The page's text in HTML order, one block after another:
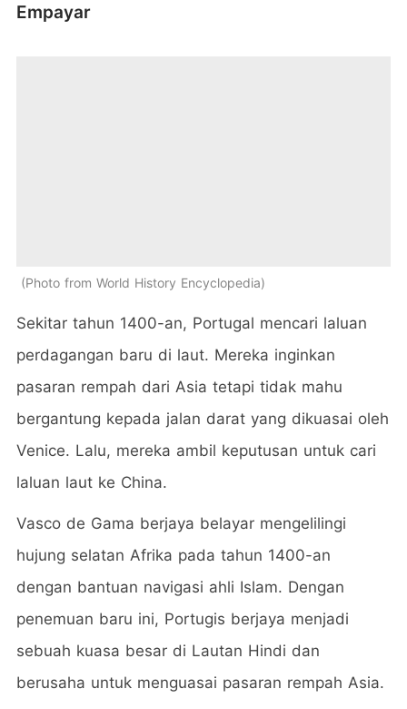
Empayar
Photo from World History Encyclopedia
Sekitar tahun 1400-an, Portugal mencari laluan
perdagangan baru di laut. Mereka inginkan
pasaran rempah dari Asia tetapi tidak mahu
bergantung kepada jalan darat yang dikuasai oleh
Venice. Lalu, mereka ambil keputusan untuk cari
laluan laut ke China.
Vasco de Gama berjaya belayar mengelilingi
hujung selatan Afrika pada tahun 1400-an
dengan bantuan navigasi ahli Islam. Dengan
penemuan baru ini, Portugis berjaya menjadi
sebuah kuasa besar di Lautan Hindi dan
berusaha untuk menguasai pasaran rempah Asia.